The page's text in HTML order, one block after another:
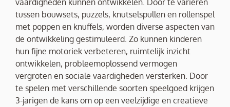
vaardigheden kunnen ontwikkelen. Door te variëren
tussen bouwsets, puzzels, knutselspullen en rollenspel
met poppen en knuffels, worden diverse aspecten van
de ontwikkeling gestimuleerd. Zo kunnen kinderen
hun fijne motoriek verbeteren, ruimtelijk inzicht
ontwikkelen, probleemoplossend vermogen
vergroten en sociale vaardigheden versterken. Door
te spelen met verschillende soorten speelgoed krijgen
3-jarigen de kans om op een veelzijdige en creatieve